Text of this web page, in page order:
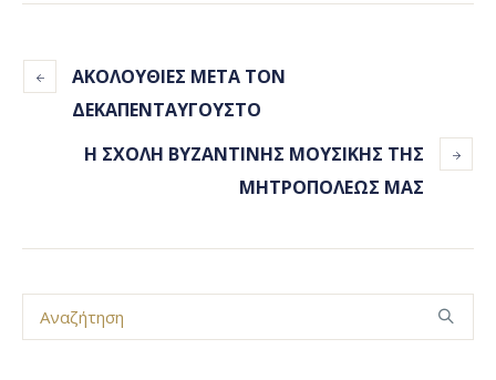
ΑΚΟΛΟΥΘΙΕΣ ΜΕΤΑ ΤΟΝ
ΔΕΚΑΠΕΝΤΑΥΓΟΥΣΤΟ
Η ΣΧΟΛΗ ΒΥΖΑΝΤΙΝΗΣ ΜΟΥΣΙΚΗΣ ΤΗΣ
ΜΗΤΡΟΠΟΛΕΩΣ ΜΑΣ